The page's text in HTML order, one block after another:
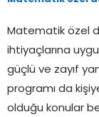
Matematik özel
ihtiyaçlarına
güçlü ve zayıf
programı da
olduğu konular